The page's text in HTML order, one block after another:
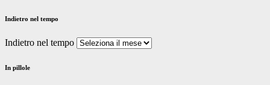
Indietro nel tempo
Indietro nel tempo
In pillole